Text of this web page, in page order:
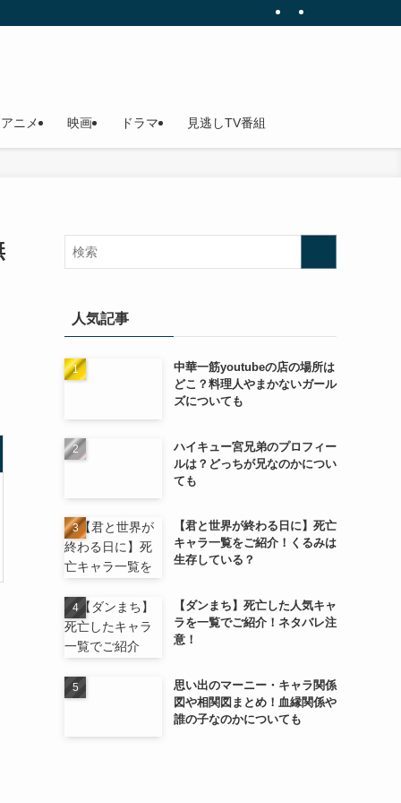
アニメ 映画 ドラマ 見逃しTV番組
人気記事
中華一筋youtubeの店の場所は
どこ？料理人やまかないガール
ズについても
ハイキュー宮兄弟のプロフィー
ルは？どっちが兄なのかについ
ても
【君と世界が終わる日に】死亡
キャラ一覧をご紹介！くるみは
生存している？
【ダンまち】死亡した人気キャ
ラを一覧でご紹介！ネタバレ注
意！
思い出のマーニー・キャラ関係
図や相関図まとめ！血縁関係や
誰の子なのかについても